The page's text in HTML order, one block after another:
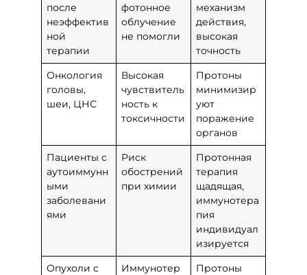
после
неэффектив
ной
терапии
фотонное
облучение
не помогли
механизм
действия,
высокая
точность
Онкология
головы,
шеи, ЦНС
Высокая
чувствитель
ность к
токсичности
Протоны
минимизир
уют
поражение
органов
Пациенты с
аутоиммунн
ыми
заболевани
ями
Риск
обострений
при химии
Протонная
терапия
щадящая,
иммунотера
пия
индивидуал
изируется
Опухоли с
Иммунотер
Протоны